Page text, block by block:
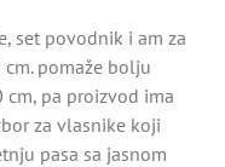
set povodnik i am za
pomaže bolju
pa proizvod ima
za vlasnike koji
pasa sa jasnom